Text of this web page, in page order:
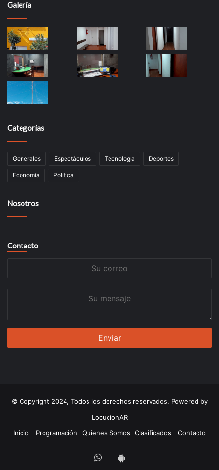
Galería
Categorías
Generales Espectáculos Tecnología Deportes
Economía Política
Nosotros
Contacto
© Copyright 2024, Todos los derechos reservados. Powered by
LocucionAR
Inicio
Programación Quienes Somos Clasificados Contacto
Whatsapp